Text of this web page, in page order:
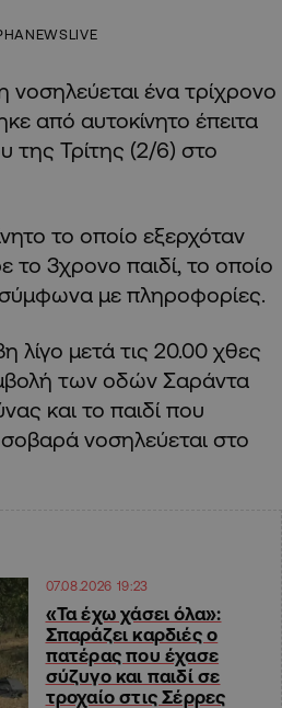
νοσηλεύεται ένα τρίχρονο
από αυτοκίνητο έπειτα
της Τρίτης (2/6) στο
το οποίο εξερχόταν
το 3χρονο παιδί, το οποίο
με πληροφορίες.
λίγο μετά τις 20.00 χθες
των οδών Σαράντα
και το παιδί που
νοσηλεύεται στο
07.08.2026 19:23
«Τα έχω χάσει όλα»:
Σπαράζει καρδιές ο
πατέρας που έχασε
σύζυγο και παιδί σε
τροχαίο στις Σέρρες